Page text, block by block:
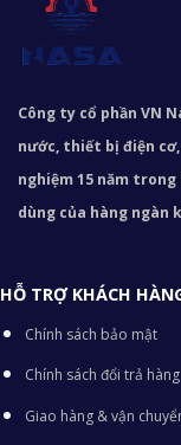
Công ty cổ phần VN
nước, thiết bị điện
nghiệm 15 năm
dùng của hàng ngàn
HỖ TRỢ KHÁCH
Chính sách bảo mật
Chính sách đổi trả hàng
Giao hàng & vận